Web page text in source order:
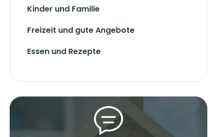
Kinder und Familie
Freizeit und gute Angebote
Essen und Rezepte